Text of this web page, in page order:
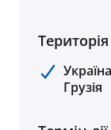
Грузія